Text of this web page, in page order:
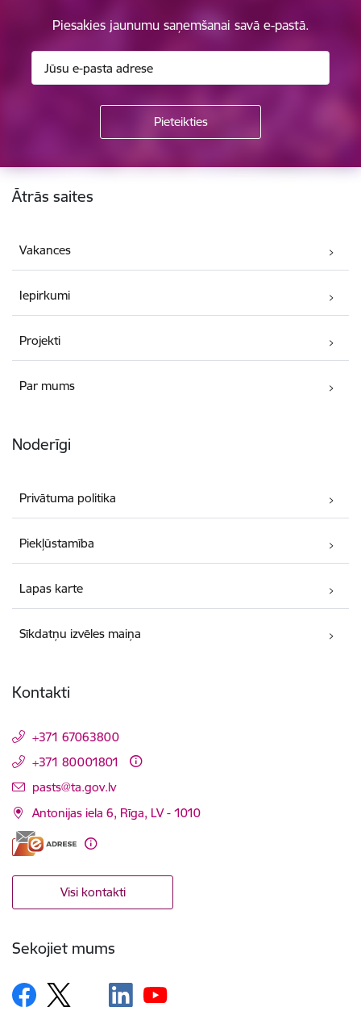
Piesakies jaunumu saņemšanai savā e-pastā.
Kājene
Ātrās saites
Vakances
Iepirkumi
Projekti
Par mums
Noderīgi
Privātuma politika
Piekļūstamība
Lapas karte
Sīkdatņu izvēles maiņa
Kontakti
+371 67063800
+371 80001801
E-pasts:
pasts@ta.gov.lv
Antonijas iela 6, Rīga, LV - 1010
Visi kontakti
Sekojiet mums